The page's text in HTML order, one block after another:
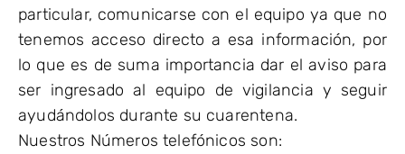
particular, comunicarse con el equipo ya que no
tenemos acceso directo a esa información, por
lo que es de suma importancia dar el aviso para
ser ingresado al equipo de vigilancia y seguir
ayudándolos durante su cuarentena.
Nuestros Números telefónicos son: